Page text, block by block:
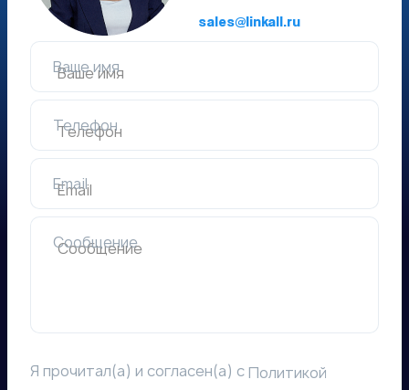
sales@linkall.ru
Ваше имя
Телефон
Email
Сообщение
Я прочитал(а) и согласен(а) сПолитикой